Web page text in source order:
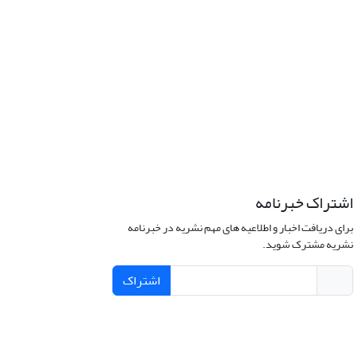
اشتراک خبرنامه
برای دریافت اخبار و اطلاعیه های مهم نشریه در خبرنامه
نشریه مشترک شوید.
اشتراک